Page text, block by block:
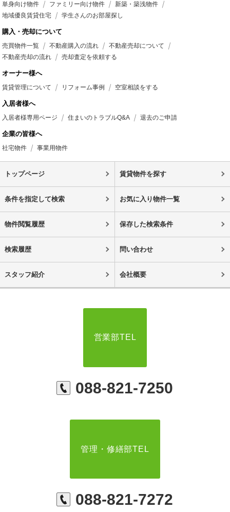
単身向け物件
ファミリー向け物件
新築・築浅物件
地域優良賃貸住宅
学生さんのお部屋探し
購入・売却について
売買物件一覧 不動産購入の流れ
不動産売却について
不動産売却の流れ
売却査定を依頼する
オーナー様へ
賃貸管理について リフォーム事例 空室相談をする
入居者様へ
入居者様専用ページ 住まいのトラブルQ&A 退去のご申請
企業の皆様へ
社宅物件 事業用物件
トップページ 賃貸物件を探す
条件を指定して検索 お気に入り物件一覧
物件閲覧履歴 保存した検索条件
検索履歴 問い合わせ
スタッフ紹介 会社概要
営業部TEL
088-821-7250
管理・修繕部TEL
088-821-7272